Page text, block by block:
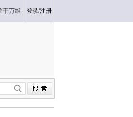
于万维 登录/注册